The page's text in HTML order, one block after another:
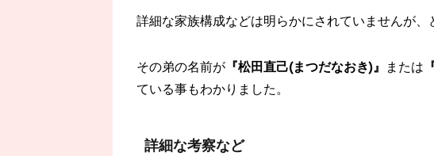
詳細な家族構成などは明らかにされていませんが、
その弟の名前が 『松田直己(まつだなおき)』 または
ている事もわかりました。
詳細な考察など